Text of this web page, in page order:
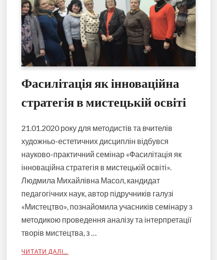
Фасилітація як інноваційна
стратегія в мистецькій освіті
21.01.2020 року для методистів та вчителів
художньо-естетичних дисциплін відбувся
науково-практичний семінар «Фасилітація як
інноваційна стратегія в мистецькій освіті».
Людмила Михайлівна Масол, кандидат
педагогічних наук, автор підручників галузі
«Мистецтво», познайомила учасників семінару з
методикою проведення аналізу та інтерпретації
творів мистецтва, з …
ЧИТАТИ ДАЛІ…